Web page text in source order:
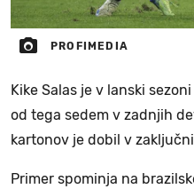
PROFIMEDIA
Kike Salas je v lanski
od tega sedem v zadnjih
kartonov je dobil v
Primer spominja na